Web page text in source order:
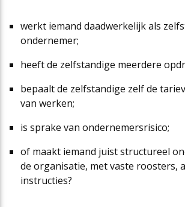
werkt iemand daadwerkelijk als
ondernemer;
heeft de zelfstandige meerdere
bepaalt de zelfstandige zelf de
van werken;
is sprake van ondernemersrisico;
of maakt iemand juist structureel
de organisatie, met vaste roosters,
instructies?